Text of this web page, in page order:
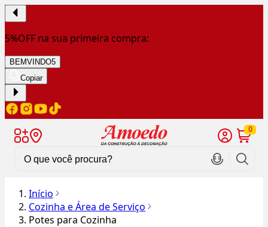
5%OFF na sua primeira compra:
BEMVINDO5
Copiar
0
Início
Cozinha e Área de Serviço
Potes para Cozinha